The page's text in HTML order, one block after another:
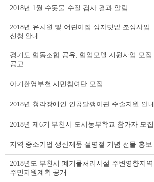
트
이
블
2018년 1월 수돗물 수질 검사 결과 알림
2018년 유치원 및 어린이집 상자텃밭 조성사업
신청 안내
경기도 협동조합 공유, 협업모델 지원사업 모집
공고
아기환영부천 시민참여단 모집
2018년 청각장애인 인공달팽이관 수술지원 안내
2018년 제6기 부천시 도시농부학교 참가자 모집
지역 중소기업 생산제품 설명절 기념 선물 홍보
2018년도 부천시 폐기물처리시설 주변영향지역
주민지원계획 공개